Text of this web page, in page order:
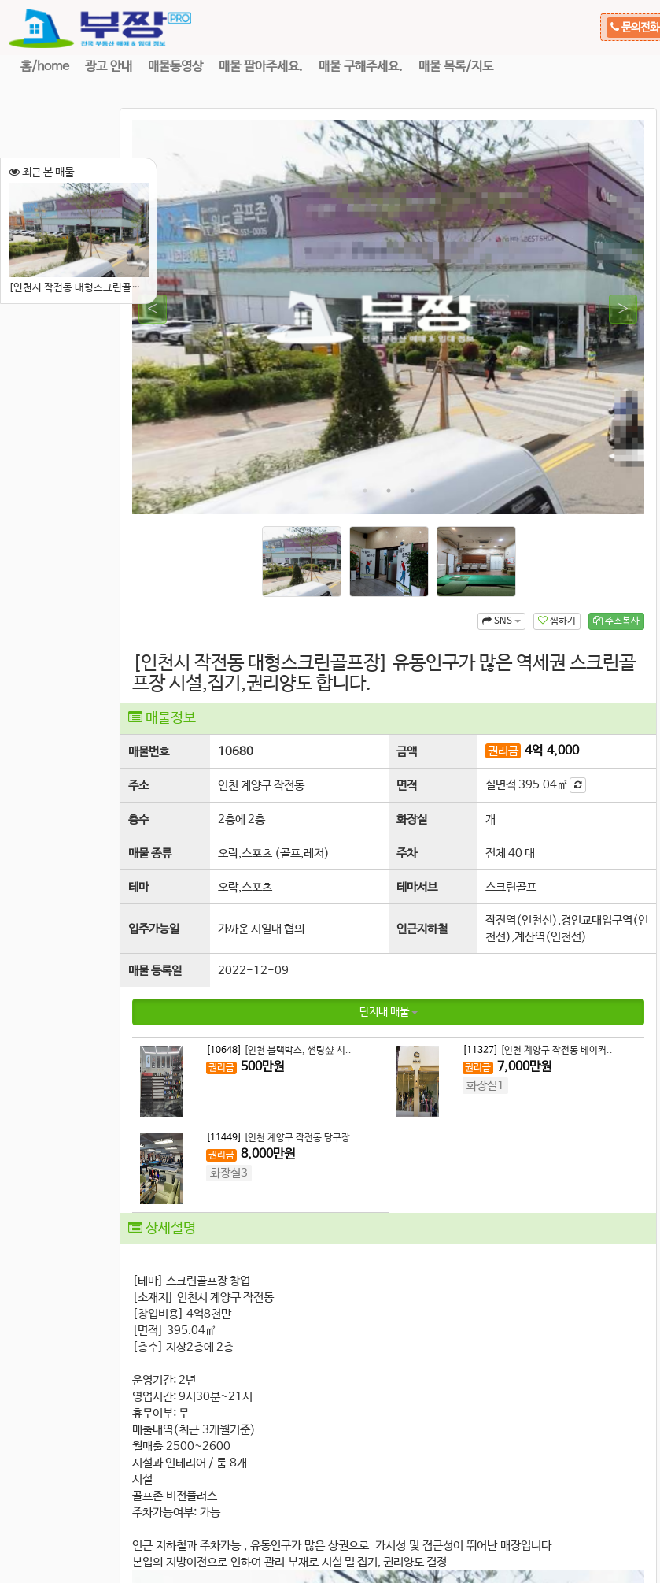
문의전화
홈/home 광고 안내 매물동영상 매물 팔아주세요. 매물 구해주세요.
매물 목록/지도
주소복사
찜하기
SNS
[인천시 작전동 대형스크린골프장] 유동인구가 많은 역세권 스크린골
프장 시설,집기,권리양도 합니다.
매물정보
매물번호 10680 금액 권리금 4억 4,000
주소 인천 계양구 작전동 면적 실면적 395.04㎡
층수 2층에 2층 화장실 개
매물 종류 오락,스포츠 (골프,레저) 주차 전체 40 대
테마 오락,스포츠 테마서브 스크린골프
입주가능일 가까운 시일내 협의 인근지하철
작전역(인천선),경인교대입구역(인
천선),계산역(인천선)
매물 등록일 2022-12-09
단지내 매물
[10648]
[인천 블랙박스, 썬팅샾 시..
권리금
500만원
[11327]
[인천 계양구 작전동 베이커..
권리금
7,000만원
화장실1
[11449]
[인천 계양구 작전동 당구장..
권리금 8,000만원
화장실3
상세설명
[테마] 스크린골프장 창업
[소재지] 인천시 계양구 작전동
[창업비용] 4억8천만
[면적] 395.04㎡
[층수] 지상2층에 2층
운영기간: 2년
영업시간: 9시30분~21시
휴무여부: 무
매출내역(최근 3개월기준)
월매출 2500~2600
시설과 인테리어 / 룸 8개
시설
골프존 비전플러스
주차가능여부: 가능
인근 지하철과 주차가능 , 유동인구가 많은 상권으로 가시성 및 접근성이 뛰어난 매장입니다
본업의 지방이전으로 인하여 관리 부재로 시설 밀 집기, 권리양도 결정
최근 본 매물
[인천시 작전동 대형스크린골프장] 유동인구가 많은 역세권 스크린골프장 시설,집기,권리양도 합니다.